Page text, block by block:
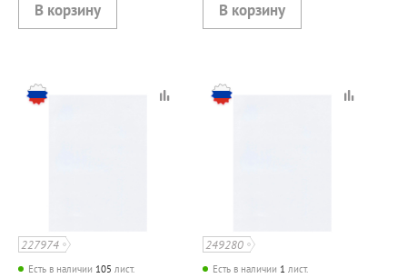
227974
Есть в наличии 105 лист.
249280
Есть в наличии 1 лист.